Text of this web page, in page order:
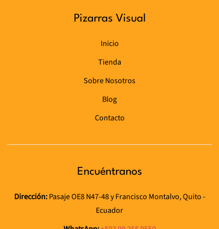
Pizarras Visual
Inicio
Tienda
Sobre Nosotros
Blog
Contacto
Encuéntranos
Dirección:Pasaje OE8 N47-48y Francisco Montalvo,Quito -
Ecuador